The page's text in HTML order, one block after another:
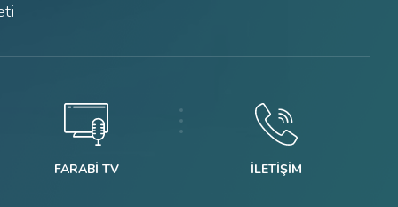
FARABI TV İLETIŞIM